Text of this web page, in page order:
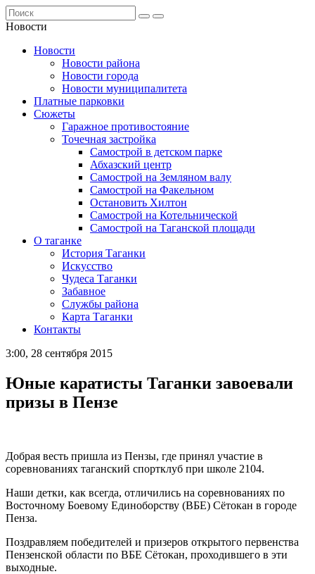
Новости
Новости
Новости района
Новости города
Новости муниципалитета
Платные парковки
Сюжеты
Гаражное противостояние
Точечная застройка
Самострой в детском парке
Абхазский центр
Самострой на Земляном валу
Самострой на Факельном
Остановить Хилтон
Самострой на Котельнической
Самострой на Таганской площади
О таганке
История Таганки
Искусство
Чудеса Таганки
Забавное
Службы района
Карта Таганки
Контакты
3:00, 28 сентября 2015
Юные каратисты Таганки завоевали
призы в Пензе
Добрая весть пришла из Пензы, где принял участие в
соревнованиях таганский спортклуб при школе 2104.
Наши детки, как всегда, отличились на соревнованиях по
Восточному Боевому Единоборству (ВБЕ) Сётокан в городе
Пенза.
Поздравляем победителей и призеров открытого первенства
Пензенской области по ВБЕ Сётокан, проходившего в эти
выходные.